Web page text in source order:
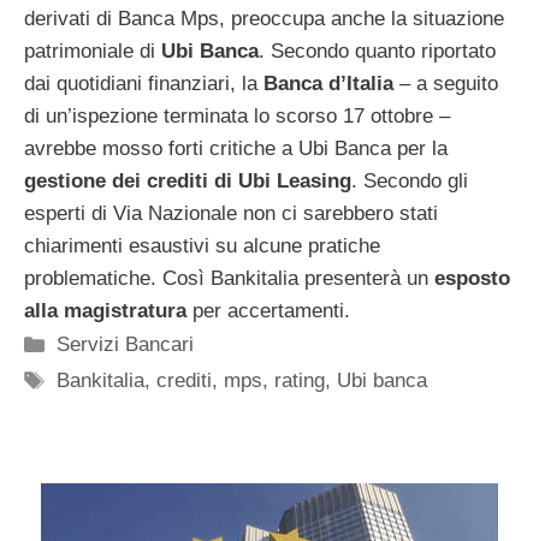
derivati di Banca Mps, preoccupa anche la situazione
patrimoniale di Ubi Banca. Secondo quanto riportato
dai quotidiani finanziari, la Banca d’Italia – a seguito
di un’ispezione terminata lo scorso 17 ottobre –
avrebbe mosso forti critiche a Ubi Banca per la
gestione dei crediti di Ubi Leasing. Secondo gli
esperti di Via Nazionale non ci sarebbero stati
chiarimenti esaustivi su alcune pratiche
problematiche. Così Bankitalia presenterà un esposto
alla magistratura per accertamenti.
Categorie
Servizi Bancari
Tag
Bankitalia,crediti, mps, rating, Ubi banca